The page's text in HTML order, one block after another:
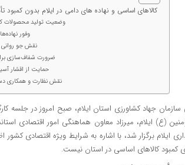
کالاهای اساسی و نهاده‌ های دامی در ایلام بدون کمبود
وضعیت تولید محصولات
وفور
نقش جو روانی
ضرورت شفاف‌سازی
حمایت از اقشار
نقش نظارت و همکاری
جهاد کشاورزی استان ایلام، صبح امروز در جلسه
(ع) ایلام، میرزاد معاون هماهنگی امور اقتصادی
ایلام برگزار شد، با اشاره به شرایط ویژه اقتصادی کشور
کمبود کالاهای اساسی در استان نیست.